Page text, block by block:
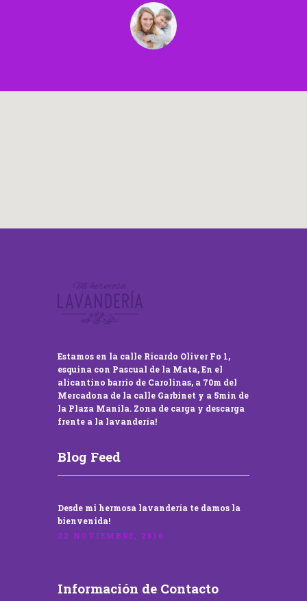
Estamos en la calle Ricardo Oliver Fo 1,
esquina con Pascual de la Mata, En el
alicantino barrio de Carolinas, a 70m del
Mercadona de la calle Garbinet y a 5min de
la Plaza Manila. Zona de carga y descarga
frente a la lavandería!
Blog Feed
Desde mi hermosa lavandería te damos la
bienvenida!
22 NOVIEMBRE, 2016
Información de Contacto